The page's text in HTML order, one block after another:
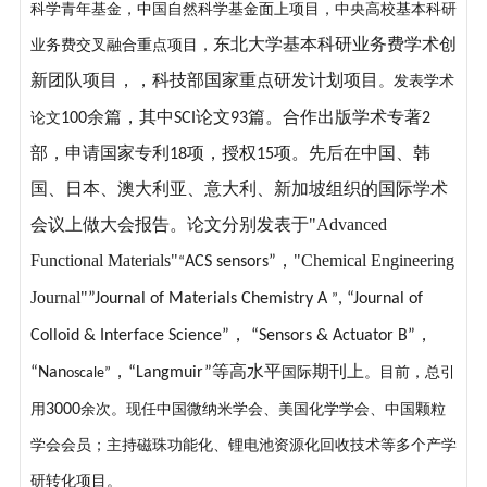
科学青年基金，中国自然科学基金面上项目 ， 中央高校基本科研
业务费交叉融合重点项目 ， 东北大学基本科研业务费学术创
新团队项目
，，科技部国家重点研发计划项目 。发表学术
论文100余篇，其中SCI论文93篇。合作出版学术专著2
部，申请国家专利 18项，授权15项。先后在中国、韩
国、日本、澳大利亚、意大利、新加坡组织的国际学术
会议上做大会报告。论文分别发表于"Advanced
Functional Materials"“ACS sensors” ，"Chemical Engineering
Journal"”Journal of Materials Chemistry A ”, “Journal of
Colloid & Interface Science” ， “Sensors & Actuator B” ，
“Nanoscale” ， “Langmuir”等高水平国际期刊上。目前，总引
用 3000余次。现任中国微纳米学会、美国化学学会、中国颗粒
学会会员 ； 主持磁珠功能化、锂电池资源化回收技术等多个产学
研转化项目。